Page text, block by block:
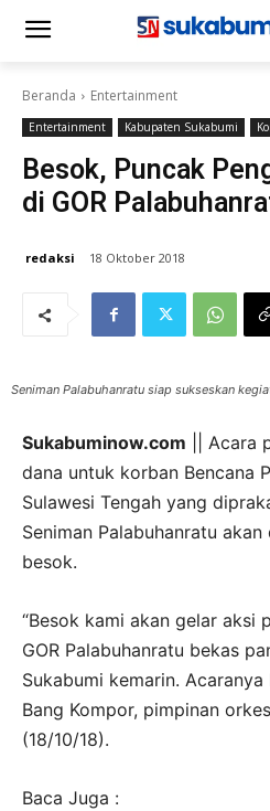
Beranda Entertainment
Entertainment Kabupaten Sukabumi
Besok, Puncak
di GOR
redaksi 18 Oktober 2018
Seniman Palabuhanratu siap sukseskan
Sukabuminow.com || Acara
dana untuk korban Bencana
Sulawesi Tengah yang
Seniman Palabuhanratu
besok.
“Besok kami akan gelar aksi
GOR Palabuhanratu bekas
Sukabumi kemarin. Acaranya
Bang Kompor, pimpinan
(18/10/18).
Baca Juga :